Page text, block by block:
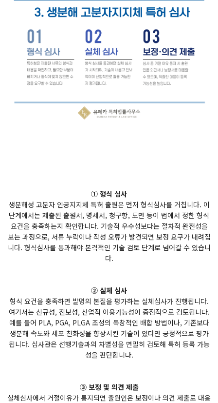
① 형식 심사
생분해성 고분자 인공지지체 특허 출원은 먼저 형식심사를 거칩니다. 이
단계에서는 제출된 출원서, 명세서, 청구항, 도면 등이 법에서 정한 형식
요건을 충족하는지 확인합니다. 기술적 우수성보다는 절차적 완전성을
보는 과정으로, 서류 누락이나 작성 오류가 발견되면 보정 요구가 내려집
니다. 형식심사를 통과해야 본격적인 기술 검토 단계로 넘어갈 수 있습니
다.
② 실체 심사
형식 요건을 충족하면 발명의 본질을 평가하는 실체심사가 진행됩니다.
여기서는 신규성, 진보성, 산업적 이용가능성이 중점적으로 검토됩니다.
예를 들어 PLA, PGA, PLGA 조성의 독창적인 배합 방법이나, 기존보다
생분해 속도와 세포 친화성을 향상시킨 기술이 있다면 긍정적으로 평가
됩니다. 심사관은 선행기술과의 차별성을 면밀히 검토해 특허 등록 가능
성을 판단합니다.
③ 보정 및 의견 제출
실체심사에서 거절이유가 통지되면 출원인은 보정이나 의견 제출로 대응